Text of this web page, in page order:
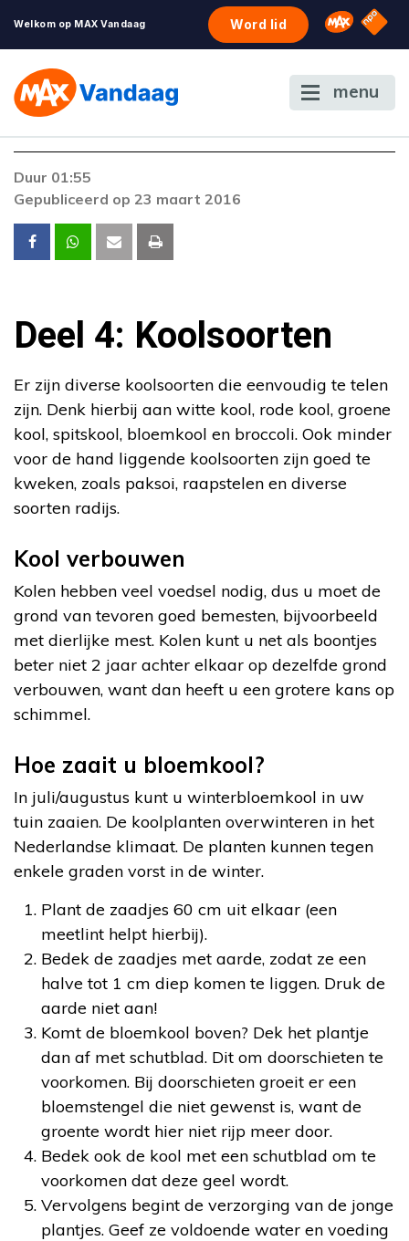
Welkom op MAX Vandaag Word lid Omroep
NPO
menu
Duur 01:55
Gepubliceerd op 23 maart 2016
Deel 4: Koolsoorten
Er zijn diverse koolsoorten die eenvoudig te telen
zijn. Denk hierbij aan witte kool, rode kool, groene
kool, spitskool, bloemkool en broccoli. Ook minder
voor de hand liggende koolsoorten zijn goed te
kweken, zoals paksoi, raapstelen en diverse
soorten radijs.
Kool verbouwen
Kolen hebben veel voedsel nodig, dus u moet de
grond van tevoren goed bemesten, bijvoorbeeld
met dierlijke mest. Kolen kunt u net als boontjes
beter niet 2 jaar achter elkaar op dezelfde grond
verbouwen, want dan heeft u een grotere kans op
schimmel.
Hoe zaait u bloemkool?
In juli/augustus kunt u winterbloemkool in uw
tuin zaaien. De koolplanten overwinteren in het
Nederlandse klimaat. De planten kunnen tegen
enkele graden vorst in de winter.
Plant de zaadjes 60 cm uit elkaar (een
meetlint helpt hierbij).
Bedek de zaadjes met aarde, zodat ze een
halve tot 1 cm diep komen te liggen. Druk de
aarde niet aan!
Komt de bloemkool boven? Dek het plantje
dan af met schutblad. Dit om doorschieten te
voorkomen. Bij doorschieten groeit er een
bloemstengel die niet gewenst is, want de
groente wordt hier niet rijp meer door.
Bedek ook de kool met een schutblad om te
voorkomen dat deze geel wordt.
Vervolgens begint de verzorging van de jonge
plantjes. Geef ze voldoende water en voeding